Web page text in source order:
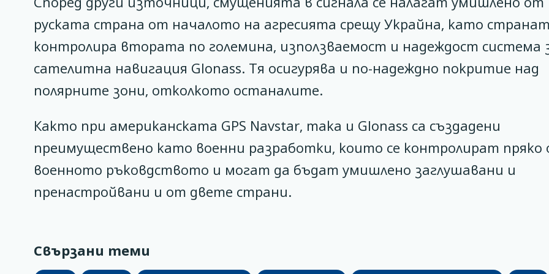
руската страна от началото на агресията срещу Украйна, като
контролира втората по големина, използваемост и надеждост система
сателитна навигация Glonass. Тя осигурява и по-надеждно покритие над
полярните зони, отколкото останалите.
Както при американската GPS Navstar, така и Glonass са създадени
преимуществено като военни разработки, които се контролират пряко
военното ръковдството и могат да бъдат умишлено заглушавани и
пренастройвани и от двете страни.
Свързани теми